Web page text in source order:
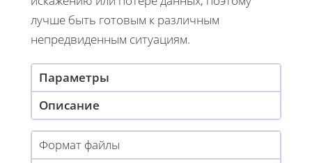
лучше быть готовым к различным
непредвиденным ситуациям.
Параметры
Описание
Формат файлы